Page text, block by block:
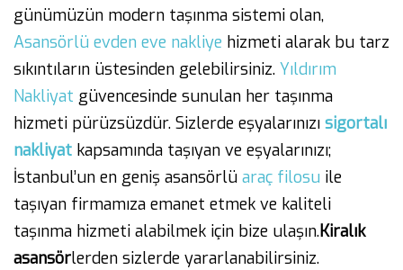
günümüzün modern taşınma sistemi olan,
Asansörlü evden eve nakliye hizmeti alarak bu tarz
sıkıntıların üstesinden gelebilirsiniz. Yıldırım
Nakliyat güvencesinde sunulan her taşınma
hizmeti pürüzsüzdür. Sizlerde eşyalarınızı sigortalı
nakliyat kapsamında taşıyan ve eşyalarınızı;
İstanbul’un en geniş asansörlü araç filosu ile
taşıyan firmamıza emanet etmek ve kaliteli
taşınma hizmeti alabilmek için bize ulaşın.Kiralık
asansörlerden sizlerde yararlanabilirsiniz.